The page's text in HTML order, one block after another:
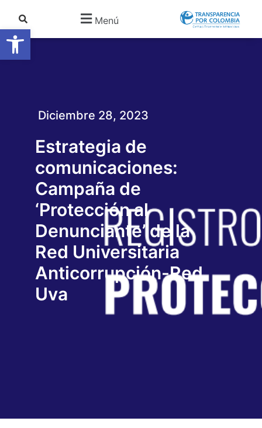
Abrir barra de herramientas
Menú
Diciembre 28, 2023
Estrategia de
comunicaciones:
Campaña de
‘Protección al
Denunciante’ de la
Red Universitaria
Anticorrupción-Red
Uva